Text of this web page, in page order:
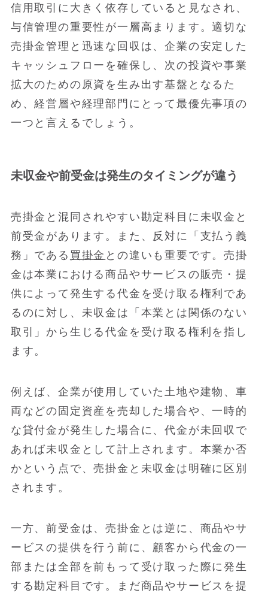
信用取引に大きく依存していると見なされ、
与信管理の重要性が一層高まります。適切な
売掛金管理と迅速な回収は、企業の安定した
キャッシュフローを確保し、次の投資や事業
拡大のための原資を生み出す基盤となるた
め、経営層や経理部門にとって最優先事項の
一つと言えるでしょう。
未収金や前受金は発生のタイミングが違う
売掛金と混同されやすい勘定科目に未収金と
前受金があります。また、反対に「支払う義
務」である 買掛金 との違いも重要です。売掛
金は本業における商品やサービスの販売・提
供によって発生する代金を受け取る権利であ
るのに対し、未収金は「本業とは関係のない
取引」から生じる代金を受け取る権利を指し
ます。
例えば、企業が使用していた土地や建物、車
両などの固定資産を売却した場合や、一時的
な貸付金が発生した場合に、代金が未回収で
あれば未収金として計上されます。本業か否
かという点で、売掛金と未収金は明確に区別
されます。
一方、前受金は、売掛金とは逆に、商品やサ
ービスの提供を行う前に、顧客から代金の一
部または全部を前もって受け取った際に発生
する勘定科目です。まだ商品やサービスを提